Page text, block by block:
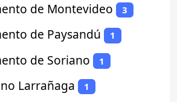
de Montevideo 3
de Paysandú 1
de Soriano 1
Larrañaga 1